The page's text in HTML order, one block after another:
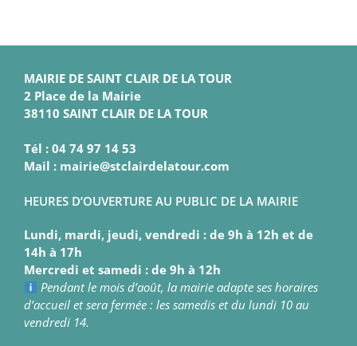
MAIRIE DE SAINT CLAIR DE LA TOUR
2 Place de la Mairie
38110 SAINT CLAIR DE LA TOUR
Tél : 04 74 97 14 53
Mail : mairie@stclairdelatour.com
HEURES D’OUVERTURE AU PUBLIC DE LA MAIRIE
Lundi, mardi, jeudi, vendredi : de 9h à 12h et de
14h à 17h
Mercredi et samedi : de 9h à 12h
Pendant le mois d’août, la mairie adapte ses horaires
d’accueil et sera fermée : les samedis et du lundi 10 au
vendredi 14.